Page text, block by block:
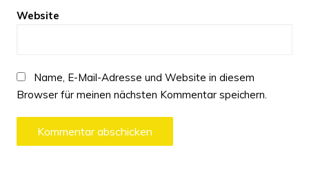
Website
Name, E-Mail-Adresse und Website in diesem
Browser für meinen nächsten Kommentar speichern.